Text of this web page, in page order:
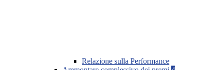
Relazione sulla Performance